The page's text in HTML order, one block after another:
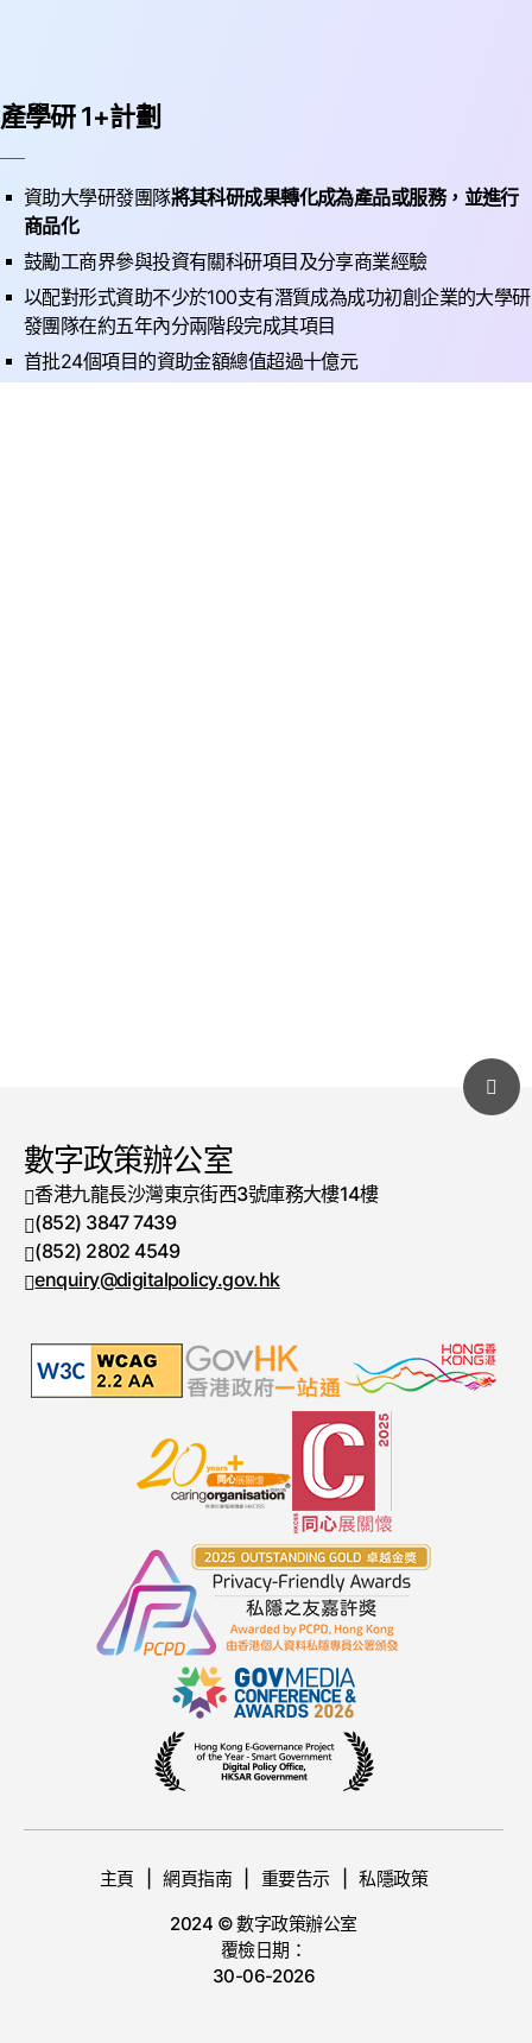
產學研 1+計劃
資助大學研發團隊將其科研成果轉化成為產品或服務，並進行
商品化
鼓勵工商界參與投資有關科研項目及分享商業經驗
以配對形式資助不少於100支有潛質成為成功初創企業的大學研
發團隊在約五年內分兩階段完成其項目
首批24個項目的資助金額總值超過十億元
數字政策辦公室
香港九龍長沙灣東京街西3號庫務大樓14樓
電話號碼
(852) 3847 7439
傳真號碼
(852) 2802 4549
enquiry@digitalpolicy.gov.hk
主頁 網頁指南 重要告示
私隱政策
2024 © 數字政策辦公室
覆檢日期：
30-06-2026